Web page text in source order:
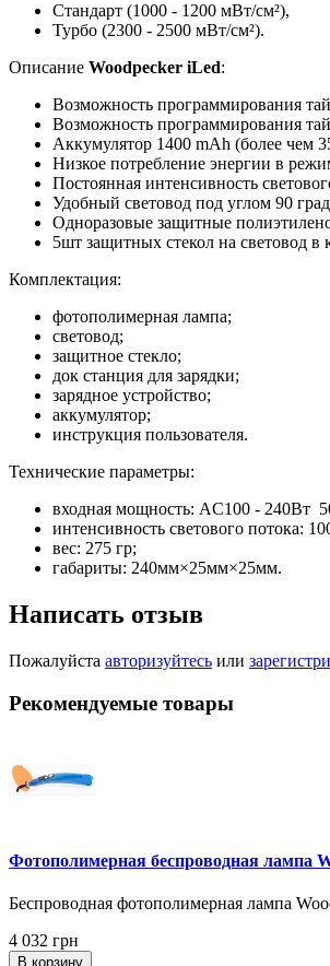
Стандарт (1000 - 1200 мВт/см²),
Турбо (2300 - 2500 мВт/см²).
Описание Woodpecker iLed:
Возможность программирования
Возможность программирования
Аккумулятор 1400 mAh (более чем
Низкое потребление энергии в
Постоянная интенсивность
Удобный световод под углом 90
Одноразовые защитные
5шт защитных стекол на световод в
Комплектация:
фотополимерная лампа;
световод;
защитное стекло;
док станция для зарядки;
зарядное устройство;
аккумулятор;
инструкция пользователя.
Технические параметры:
входная мощность: AC100 - 240Вт
интенсивность светового потока:
вес: 275 гр;
габариты: 240мм×25мм×25мм.
Написать отзыв
Пожалуйста авторизуйтесь или
Рекомендуемые товары
Фотополимерная беспроводная лампа
Беспроводная фотополимерная лампа
4 032 грн
В корзину